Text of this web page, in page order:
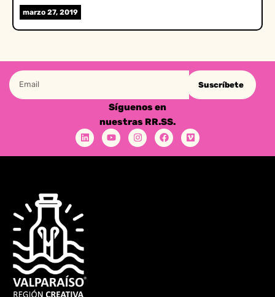
marzo 27, 2019
Suscríbete
Síguenos en
nuestras RR.SS.